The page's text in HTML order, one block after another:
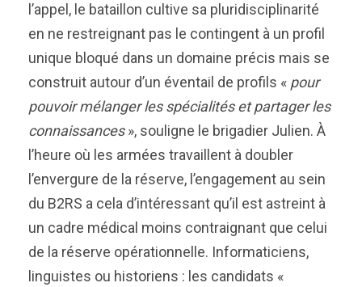
l’appel, le bataillon cultive sa pluridisciplinarité
en ne restreignant pas le contingent à un profil
unique bloqué dans un domaine précis mais se
construit autour d’un éventail de profils « pour
pouvoir mélanger les spécialités et partager les
connaissances», souligne le brigadier Julien. À
l’heure où les armées travaillent à doubler
l’envergure de la réserve, l’engagement au sein
du B2RS a cela d’intéressant qu’il est astreint à
un cadre médical moins contraignant que celui
de la réserve opérationnelle. Informaticiens,
linguistes ou historiens : les candidats «